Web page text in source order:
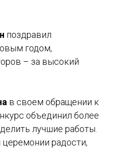
поздравил
годом,
– за высокий
в своем обращении к
объединил более
лучшие работы.
радости,